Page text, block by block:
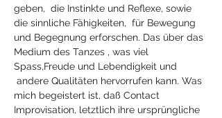
geben,  die Instinkte und Reflexe, sowie
die sinnliche Fähigkeiten,  für Bewegung
und Begegnung erforschen. Das über das
Medium des Tanzes , was viel
Spass,Freude und Lebendigkeit und
andere Qualitäten hervorrufen kann. Was
mich begeistert ist, daß Contact
Improvisation, letztlich ihre ursprüngliche